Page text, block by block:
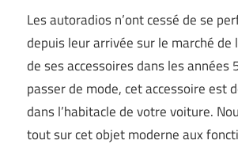
Les autoradios n’ont cessé de se
depuis leur arrivée sur le marché de
de ses accessoires dans les années
passer de mode, cet accessoire est
dans l’habitacle de votre voiture.
tout sur cet objet moderne aux